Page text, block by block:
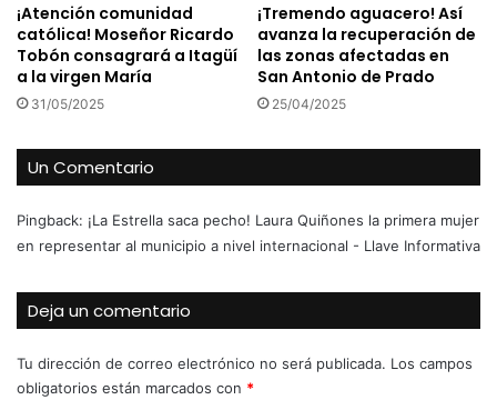
¡Atención comunidad
católica! Moseñor Ricardo
Tobón consagrará a Itagüí
a la virgen María
31/05/2025
¡Tremendo aguacero! Así
avanza la recuperación de
las zonas afectadas en
San Antonio de Prado
25/04/2025
Un Comentario
Pingback: ¡La Estrella saca pecho! Laura Quiñones la primera mujer
en representar al municipio a nivel internacional - Llave Informativa
Deja un comentario
Tu dirección de correo electrónico no será publicada. Los campos
obligatorios están marcados con *